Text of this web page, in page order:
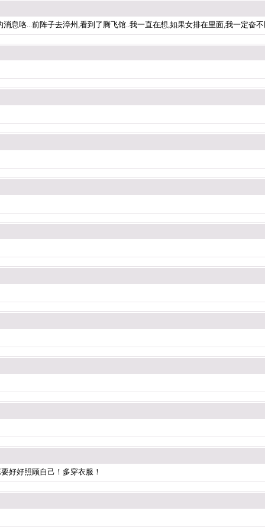
息咯...前阵子去漳州,看到了腾飞馆..我一直在想,如果女排在里面,我一定奋
好好照顾自己！多穿衣服！